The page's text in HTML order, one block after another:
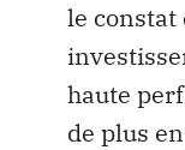
le constat
haute
de plus